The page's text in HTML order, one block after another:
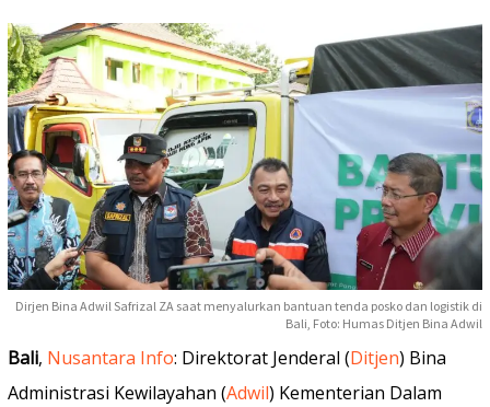
Dirjen Bina Adwil Safrizal ZA saat menyalurkan bantuan tenda posko dan logistik di
Bali, Foto: Humas Ditjen Bina Adwil
Bali, Nusantara Info: Direktorat Jenderal (Ditjen) Bina
Administrasi Kewilayahan (Adwil) Kementerian Dalam